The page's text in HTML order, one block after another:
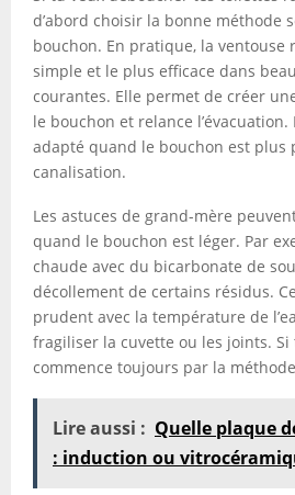
d’abord choisir la bonne méthode
bouchon. En pratique, la ventouse
simple et le plus efficace dans
courantes. Elle permet de créer
le bouchon et relance
adapté quand le bouchon est plus
canalisation.
Les astuces de grand-mère
quand le bouchon est léger. Par
chaude avec du bicarbonate de
décollement de certains résidus.
prudent avec la température de
fragiliser la cuvette ou les joints. Si
commence toujours par la
Lire aussi : Quelle plaque
: induction ou